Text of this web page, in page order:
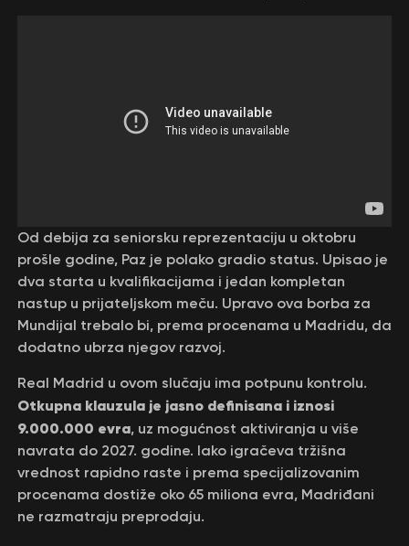
Od debija za seniorsku reprezentaciju u oktobru
prošle godine, Paz je polako gradio status. Upisao je
dva starta u kvalifikacijama i jedan kompletan
nastup u prijateljskom meču. Upravo ova borba za
Mundijal trebalo bi, prema procenama u Madridu, da
dodatno ubrza njegov razvoj.
Real Madrid u ovom slučaju ima potpunu kontrolu.
Otkupna klauzula je jasno definisana i iznosi
9.000.000 evra, uz mogućnost aktiviranja u više
navrata do 2027. godine. Iako igračeva tržišna
vrednost rapidno raste i prema specijalizovanim
procenama dostiže oko 65 miliona evra, Madriđani
ne razmatraju preprodaju.